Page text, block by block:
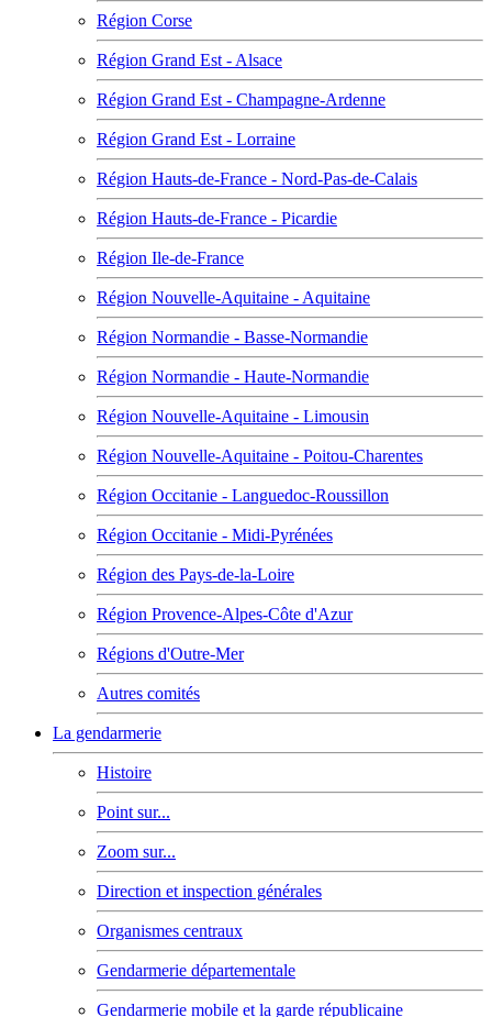
Région Corse
Région Grand Est - Alsace
Région Grand Est - Champagne-Ardenne
Région Grand Est - Lorraine
Région Hauts-de-France - Nord-Pas-de-Calais
Région Hauts-de-France - Picardie
Région Ile-de-France
Région Nouvelle-Aquitaine - Aquitaine
Région Normandie - Basse-Normandie
Région Normandie - Haute-Normandie
Région Nouvelle-Aquitaine - Limousin
Région Nouvelle-Aquitaine - Poitou-Charentes
Région Occitanie - Languedoc-Roussillon
Région Occitanie - Midi-Pyrénées
Région des Pays-de-la-Loire
Région Provence-Alpes-Côte d'Azur
Régions d'Outre-Mer
Autres comités
La gendarmerie
Histoire
Point sur...
Zoom sur...
Direction et inspection générales
Organismes centraux
Gendarmerie départementale
Gendarmerie mobile et la garde républicaine